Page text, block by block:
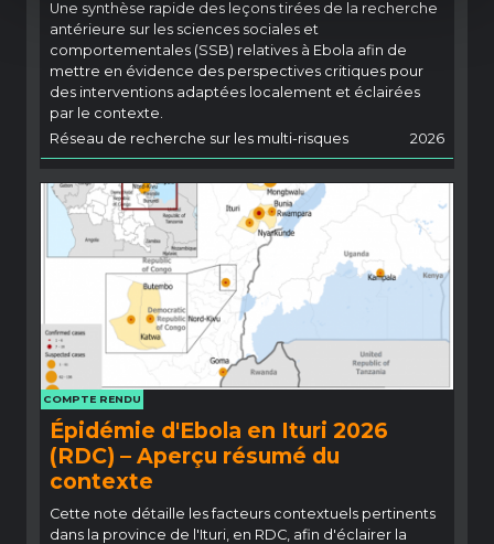
Une synthèse rapide des leçons tirées de la recherche
antérieure sur les sciences sociales et
comportementales (SSB) relatives à Ebola afin de
mettre en évidence des perspectives critiques pour
des interventions adaptées localement et éclairées
par le contexte.
Réseau de recherche sur les multi-risques
2026
COMPTE RENDU
Épidémie d'Ebola en Ituri 2026
(RDC) – Aperçu résumé du
contexte
Cette note détaille les facteurs contextuels pertinents
dans la province de l'Ituri, en RDC, afin d'éclairer la